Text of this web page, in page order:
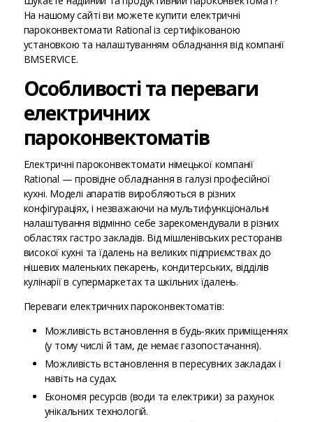
На нашому сайті ви можете купити електричні
пароконвектомати Rational із сертифікованою
установкою та налаштуванням обладнання від компанії
BMSERVICE.
Особливості та переваги
електричних
пароконвектоматів
Електричні пароконвектомати німецької компанії
Rational — провідне обладнання в галузі професійної
кухні. Моделі апаратів виробляються в різних
конфігураціях, і незважаючи на мультифункціональні
налаштування відмінно себе зарекомендували в різних
областях гастро закладів. Від мішленівських ресторанів
високої кухні та їдалень на великих підприємствах до
нішевих маленьких пекарень, кондитерських, відділів
кулінарії в супермаркетах та шкільних їдалень.
Переваги електричних пароконвектоматів:
Можливість встановлення в будь-яких приміщеннях
(у тому числі й там, де немає газопостачання).
Можливість встановлення в пересувних закладах і
навіть на судах.
Економія ресурсів (води та електрики) за рахунок
унікальних технологій.